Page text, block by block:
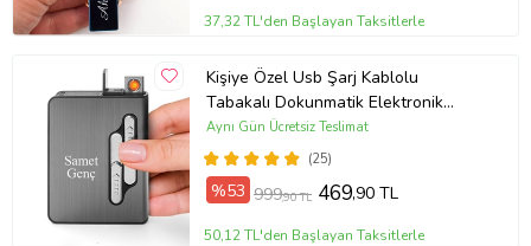
Not:Çakmak ön yüzeyine isim ve soyisim tarihiniz yazılmaktadır. Yazı
tipi, isim ve karakter uzunluğuna bağlı olarak değişiklik
göstermektedir. Bu çakmak bir oyuncak değildir, mutlaka ve
mutlaka çocuklardan uzak tutunuz.
kcm26899158
37,32 TL'den Başlayan Taksitlerle
Kişiye Özel Usb Şarj Kablolu
Tabakalı Dokunmatik Elektronik
Çakmak
(25)
Aynı Gün Ücretsiz Teslimat
%53 999,90 TL 469,90 TL
50,12 TL'den Başlayan Taksitlerle